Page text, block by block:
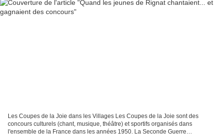
Les Coupes de la Joie dans les Villages Les Coupes de la Joie sont des
concours culturels (chant, musique, théâtre) et sportifs organisés dans
l'ensemble de la France dans les années 1950. La Seconde Guerre